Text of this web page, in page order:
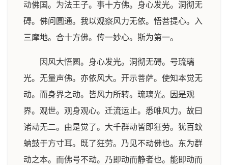
动佛国。为法王子。事十方佛。身心发光。洞彻无
碍。佛问圆通。我以观察风力无依。悟菩提心。入
三摩地。合十方佛。传一妙心。斯为第一。
因风大悟圆。身心发光。洞彻无碍。号琉璃
光。无量声佛。亦依风大。开示菩萨。使知本觉无
动。而身界之动。皆风力所转。琉璃光。因是观
界。观世。观身观心。迁流运止。悉唯风力。故曰
诸动无二。由是觉了。大千群动皆即狂劳。犹百蚊
蚋鼓于方寸耳。既了狂劳。乃见不动佛也。东为群
动之本。而佛号不动。乃即动而静者也。能即动而